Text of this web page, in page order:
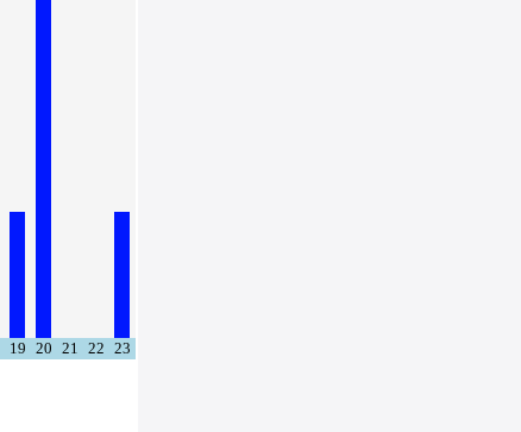
19 20 21 22 23